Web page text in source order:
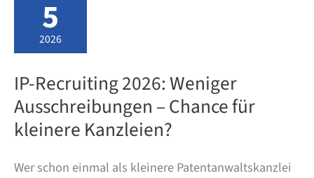
5
2026
IP-Recruiting 2026: Weniger
Ausschreibungen – Chance für
kleinere Kanzleien?
Wer schon einmal als kleinere Patentanwaltskanzlei